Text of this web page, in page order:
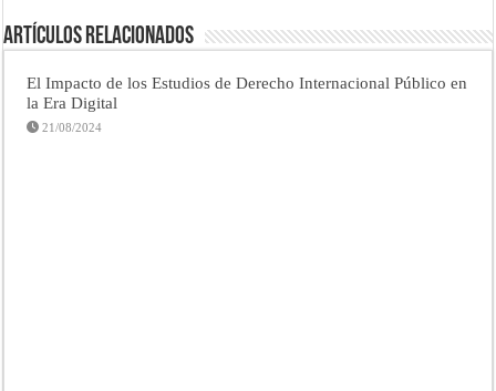
Artículos Relacionados
El Impacto de los Estudios de Derecho Internacional Público en
la Era Digital
21/08/2024